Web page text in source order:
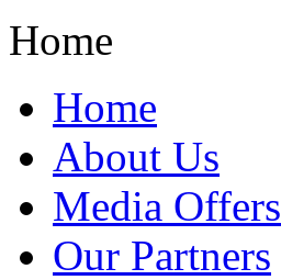
Home
Home
About Us
Media Offers
Our Partners